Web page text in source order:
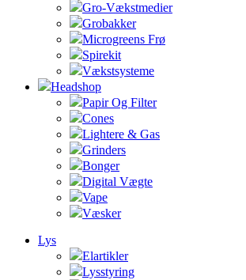
Gro-Vækstmedier
Grobakker
Microgreens Frø
Spirekit
Vækstsysteme
Headshop
Papir Og Filter
Cones
Lightere & Gas
Grinders
Bonger
Digital Vægte
Vape
Væsker
Lys
Elartikler
Lysstyring